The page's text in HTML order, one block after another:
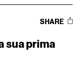
SHARE
sua prima